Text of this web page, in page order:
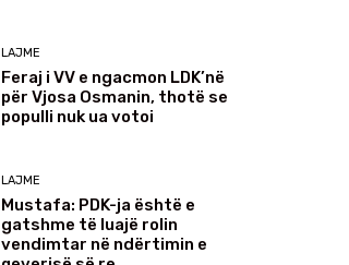
LAJME
Feraj i VV e ngacmon LDK’në
për Vjosa Osmanin, thotë se
populli nuk ua votoi
LAJME
Mustafa: PDK-ja është e
gatshme të luajë rolin
vendimtar në ndërtimin e